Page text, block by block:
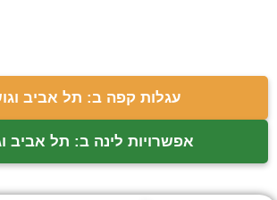
עגלות קפה ב: תל אביב
אפשרויות לינה ב: תל אביב